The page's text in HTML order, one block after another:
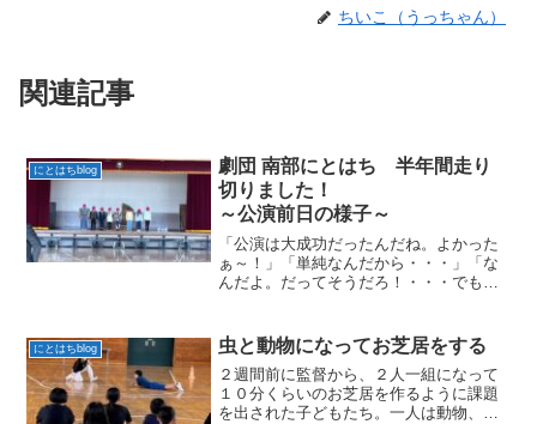
ちいこ（うっちゃん）
関連記事
にとはちblog
劇団 南部にとはち 半年間走り
切りました！
～公演前日の様子～
「公演は大成功だったんだね。よかった
ぁ～！」「単純なんだから・・・」「な
んだよ。だってそうだろ！・・・でも
「やっぱり、保存会やOBOGの指導が素
晴らしかったんだよ。」「そ...
にとはちblog 虫と動物になってお芝居をする
２週間前に監督から、２人一組になって
１０分くらいのお芝居を作るように課題
を出された子どもたち。一人は動物、一